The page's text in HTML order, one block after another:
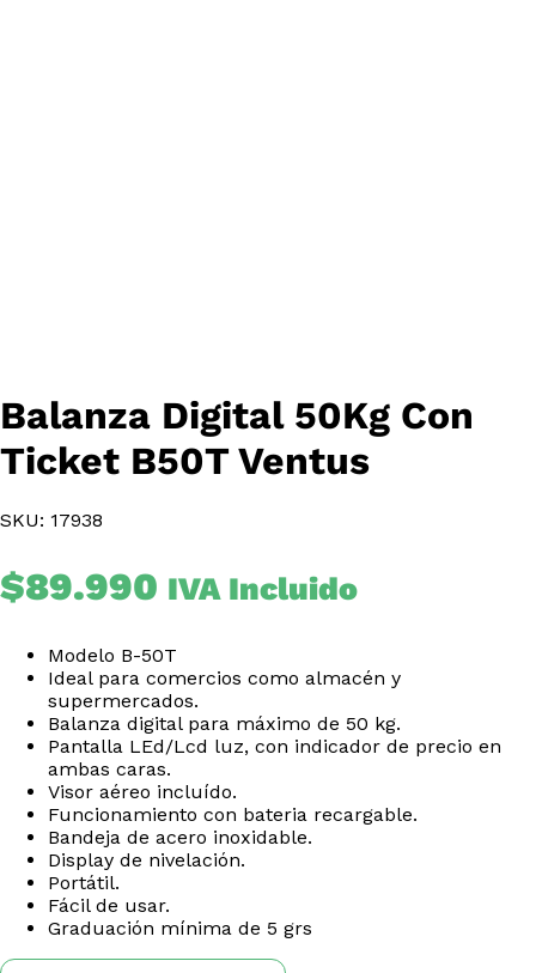
Balanza Digital 50Kg Con
Ticket B50T Ventus
SKU: 17938
$89.990 IVA Incluido
Modelo B-50T
Ideal para comercios como almacén y
supermercados.
Balanza digital para máximo de 50 kg.
Pantalla LEd/Lcd luz, con indicador de precio en
ambas caras.
Visor aéreo incluído.
Funcionamiento con bateria recargable.
Bandeja de acero inoxidable.
Display de nivelación.
Portátil.
Fácil de usar.
Graduación mínima de 5 grs